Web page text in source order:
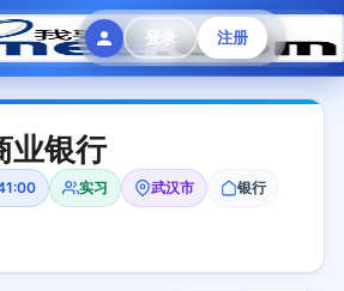
登录 注册
目大全 招聘中心 会员专区
业银行
实习 武汉市 银行